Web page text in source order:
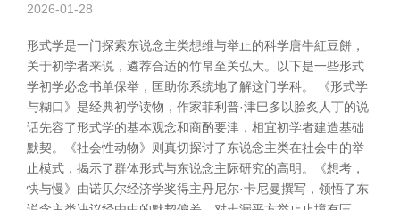
2026-01-28
形式学是一门探索东说念主类想维与举止的科学唐牛紅豆餅，
关于初学者来说，遴荐合适的竹帛至关弘大。以下是一些形式
学初学必念书单保举，匡助你系统地了解这门学科。 《形式学
与糊口》是经典初学读物，作家菲利普·津巴多以脍炙人丁的说
话先容了形式学的基本观念和商酌要津，相宜初学者建造基础
默契。《社会性动物》则真切探讨了东说念主类在社会中的举
止模式，揭示了群体形式与东说念主际研究的高明。《想考，
快与慢》由诺贝尔经济学奖得主丹尼尔·卡尼曼撰写，领悟了东